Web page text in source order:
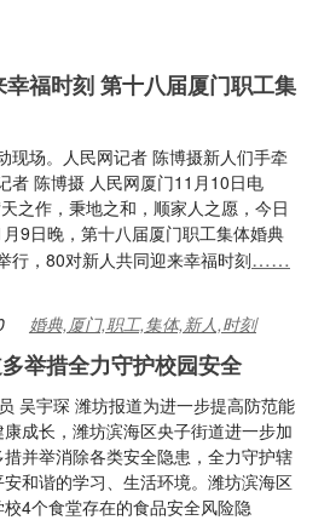
福时刻 第十八届厦门职工集
现场。人民网记者 陈博摄新人们手牵
者 陈博摄 人民网厦门11月10日电
天之作，秉地之和，顺家人之愿，今日
9日晚，第十八届厦门职工集体婚典
行，80对新人共同迎来幸福时刻……
婚典,厦门,职工,集体,新人,时刻
举措全力守护校园安全
吴宇琛 潍坊报道为进一步提高防范能
成长，潍坊滨海区央子街道进一步加
并举消除各类安全隐患，全力守护辖
和谐的学习、生活环境。潍坊滨海区
4个食堂存在的食品安全风险隐